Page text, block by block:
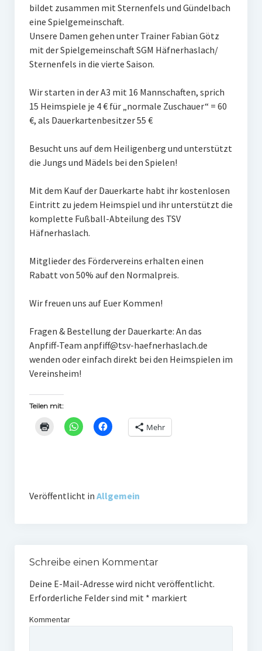
Frauengymnastik
ThaiBo
Kinderturnen
Eltern-Kind-Turnen
Kinderturnen 3 – 4 Jahre
Männerfit
Verein
Gremien
Mitglied werden
Förderverein
Fans
Anpfiff
Kooperationen
bildet zusammen mit Sternenfels und Gündelbach
eine Spielgemeinschaft.
Unsere Damen gehen unter Trainer Fabian Götz
mit der Spielgemeinschaft SGM Häfnerhaslach/
Sternenfels in die vierte Saison.
Wir starten in der A3 mit 16 Mannschaften, sprich
15 Heimspiele je 4 € für „normale Zuschauer“ = 60
€, als Dauerkartenbesitzer 55 €
Besucht uns auf dem Heiligenberg und unterstützt
die Jungs und Mädels bei den Spielen!
Mit dem Kauf der Dauerkarte habt ihr kostenlosen
Eintritt zu jedem Heimspiel und ihr unterstützt die
komplette Fußball-Abteilung des TSV
Häfnerhaslach.
Mitglieder des Fördervereins erhalten einen
Rabatt von 50% auf den Normalpreis.
Wir freuen uns auf Euer Kommen!
Fragen & Bestellung der Dauerkarte: An das
Anpfiff-Team anpfiff@tsv-haefnerhaslach.de
wenden oder einfach direkt bei den Heimspielen im
Vereinsheim!
Teilen mit:
Mehr
Veröffentlicht in Allgemein
Schreibe einen Kommentar
Deine E-Mail-Adresse wird nicht veröffentlicht.
Erforderliche Felder sind mit * markiert
Kommentar